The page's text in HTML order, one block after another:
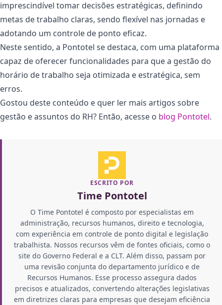
imprescindível tomar decisões estratégicas, definindo
metas de trabalho claras, sendo flexível nas jornadas e
adotando um controle de ponto eficaz.
Neste sentido, a Pontotel se destaca, com uma plataforma
capaz de oferecer funcionalidades para que a gestão do
horário de trabalho seja otimizada e estratégica, sem
erros.
Gostou deste conteúdo e quer ler mais artigos sobre
gestão e assuntos do RH? Então, acesse o blog Pontotel.
ESCRITO POR
Time Pontotel
O Time Pontotel é composto por especialistas em
administração, recursos humanos, direito e tecnologia,
com experiência em controle de ponto digital e legislação
trabalhista. Nossos recursos vêm de fontes oficiais, como o
site do Governo Federal e a CLT. Além disso, passam por
uma revisão conjunta do departamento jurídico e de
Recursos Humanos. Esse processo assegura dados
precisos e atualizados, convertendo alterações legislativas
em diretrizes claras para empresas que desejam eficiência